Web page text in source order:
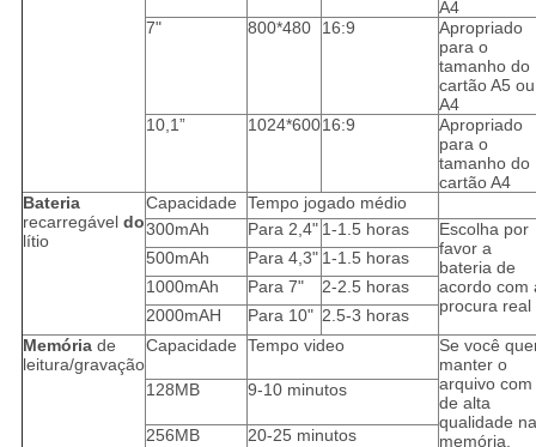
A4
7"
800*480 16:9
Apropriado
para o
tamanho do
cartão A5 ou
A4
10,1”
1024*60016:9
Apropriado
para o
tamanho do
cartão A4
Bateria
recarregável do
lítio
Capacidade
Tempo jogado médio
300mAh
Para 2,4" 1-1.5 horas
Escolha por
favor a
bateria de
acordo com
procura real
500mAh Para 4,3" 1-1.5 horas
1000mAh
Para 7"
2-2.5 horas
2000mAH
Para 10" 2.5-3 horas
Memóriade
leitura/gravação
Capacidade Tempo video
Se você
manter o
arquivo com
de alta
qualidade na
memória,
128MB 9-10 minutos
256MB 20-25 minutos